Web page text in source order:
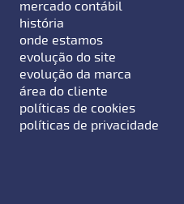
mercado contábil
história
onde estamos
evolução do site
evolução da marca
área do cliente
políticas de cookies
políticas de privacidade